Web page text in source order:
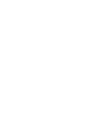
zdjęcia.